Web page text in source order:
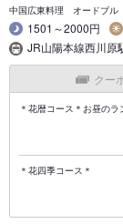
中国広東料理 オードブル
1501～2000円
JR山陽本線西川原
クー
＊花暦コース＊お昼のラ
＊花四季コース＊